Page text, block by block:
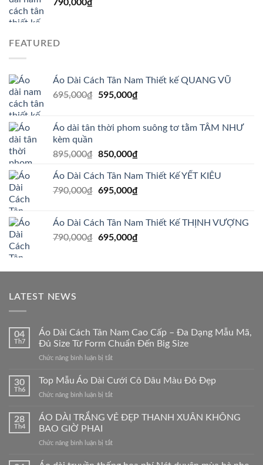
790,000₫
FEATURED
Áo Dài Cách Tân Nam Thiết kế QUANG VŨ
695,000₫
Giá
695,000₫.
595,000₫Giá
là:
Áo dài tân thời phom suông tơ tằm TÂM NHƯ
kèm quần
895,000₫ Giá
là:
895,000₫.
850,000₫Giá
tại
là:
Áo Dài Cách Tân Nam Thiết Kế YẾT KIÊU
790,000₫ Giá
790,000₫.
695,000₫Giá
là:
695,000₫.
Áo Dài Cách Tân Nam Thiết Kế THỊNH VƯỢNG
790,000₫ Giá
790,000₫.
695,000₫Giá
là:
LATEST NEWS
04
Th7
Áo Dài Cách Tân Nam Cao Cấp – Đa Dạng Mẫu Mã,
Đủ Size Từ Form Chuẩn Đến Big Size
Chức năng bình luận bị tắtở
Dài
Tân
Cao
Đa
30
Th6
Top Mẫu Áo Dài Cưới Cô Dâu Màu Đỏ Đẹp
Chức năng bình luận bị tắtở
Mẫu
Cưới
28
Th4
ÁO DÀI TRẮNG VẺ ĐẸP THANH XUÂN KHÔNG
BAO GIỜ PHAI
Chức năng bình luận bị tắtở
DÀI